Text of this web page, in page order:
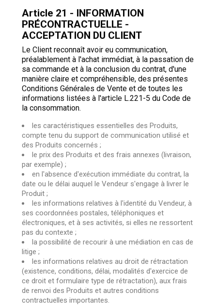
Article 21 - INFORMATION
PRÉCONTRACTUELLE -
ACCEPTATION DU CLIENT
Le Client reconnaît avoir eu communication,
préalablement à l'achat immédiat, à la passation de
sa commande et à la conclusion du contrat, d'une
manière claire et compréhensible, des présentes
Conditions Générales de Vente et de toutes les
informations listées à l'article L.221-5 du Code de
la consommation.
les caractéristiques essentielles des Produits,
compte tenu du support de communication utilisé et
des Produits concernés ;
le prix des Produits et des frais annexes (livraison,
par exemple) ;
en l'absence d'exécution immédiate du contrat, la
date ou le délai auquel le Vendeur s'engage à livrer le
Produit ;
les informations relatives à l'identité du Vendeur, à
ses coordonnées postales, téléphoniques et
électroniques, et à ses activités, si elles ne ressortent
pas du contexte ;
la possibilité de recourir à une médiation en cas de
litige ;
les informations relatives au droit de rétractation
(existence, conditions, délai, modalités d'exercice de
ce droit et formulaire type de rétractation), aux frais
de renvoi des Produits et autres conditions
contractuelles importantes.